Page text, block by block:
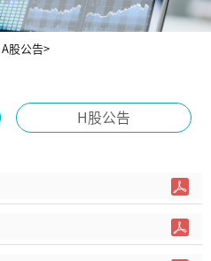
A股公告>
H股公告